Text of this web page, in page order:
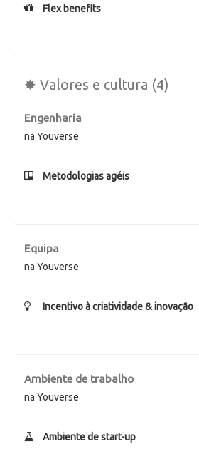
Flex benefits
✸ Valores e cultura (4)
Engenharia
na Youverse
Metodologias agéis
Equipa
na Youverse
Incentivo à criatividade & inovação
Ambiente de trabalho
na Youverse
Ambiente de start-up